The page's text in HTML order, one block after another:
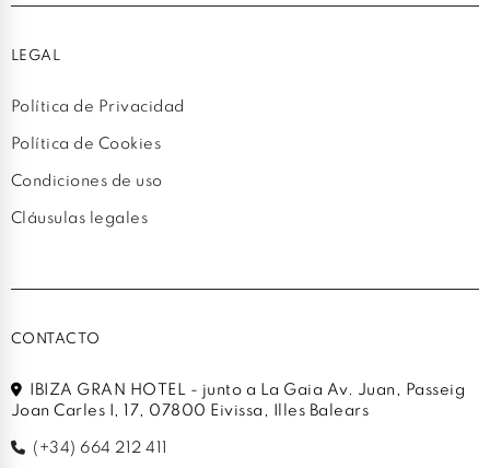
LEGAL
Política de Privacidad
Política de Cookies
Condiciones de uso
Cláusulas legales
CONTACTO
IBIZA GRAN HOTEL - junto a La Gaia Av. Juan, Passeig
Joan Carles I, 17, 07800 Eivissa, Illes Balears
(+34) 664 212 411